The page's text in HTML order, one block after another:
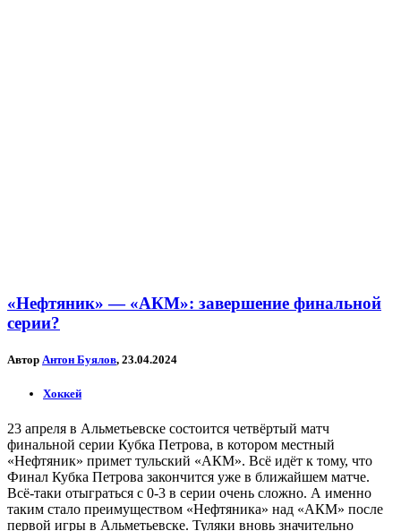
«Нефтяник» — «АКМ»: завершение финальной
серии?
Автор Антон Буялов, 23.04.2024
Хоккей
23 апреля в Альметьевске состоится четвёртый матч
финальной серии Кубка Петрова, в котором местный
«Нефтяник» примет тульский «АКМ». Всё идёт к тому, что
Финал Кубка Петрова закончится уже в ближайшем матче.
Всё-таки отыграться с 0-3 в серии очень сложно. А именно
таким стало преимуществом «Нефтяника» над «АКМ» после
первой игры в Альметьевске. Туляки вновь значительно